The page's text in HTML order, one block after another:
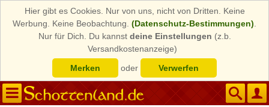
Hier gibt es Cookies. Nur von uns, nicht von Dritten. Keine
Werbung. Keine Beobachtung. (Datenschutz-Bestimmungen)
Nur für Dich. Du kannst deine Einstellungen (z.b.
Versandkostenanzeige)
Merken
oder Verwerfen